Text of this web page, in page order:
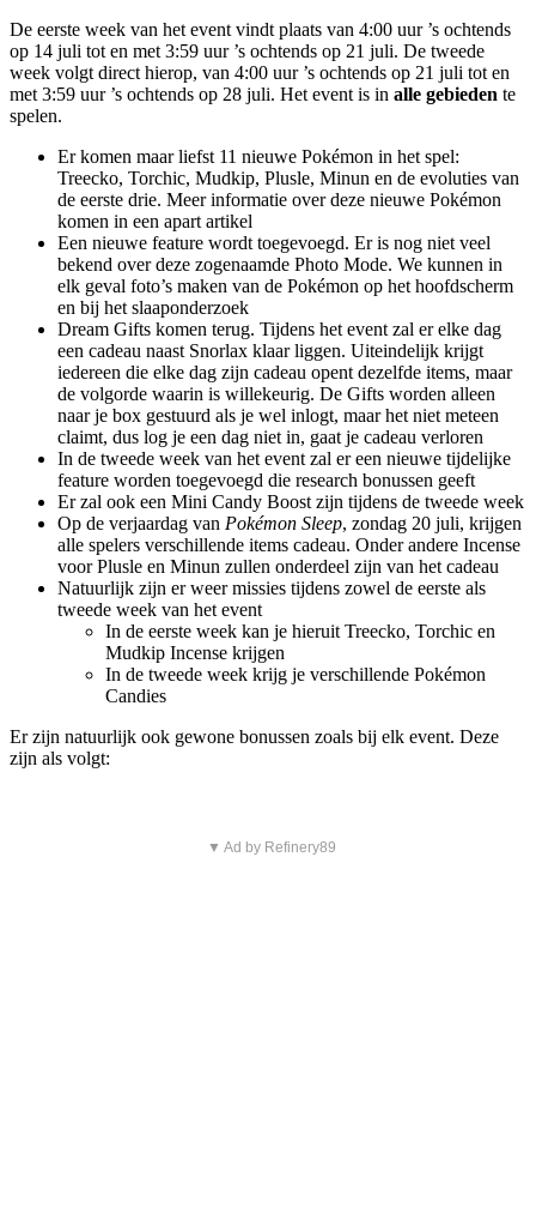
De eerste week van het event vindt plaats van 4:00 uur ’s ochtends
op 14 juli tot en met 3:59 uur ’s ochtends op 21 juli. De tweede
week volgt direct hierop, van 4:00 uur ’s ochtends op 21 juli tot en
met 3:59 uur ’s ochtends op 28 juli. Het event is in alle gebieden te
spelen.
Er komen maar liefst 11 nieuwe Pokémon in het spel:
Treecko, Torchic, Mudkip, Plusle, Minun en de evoluties van
de eerste drie. Meer informatie over deze nieuwe Pokémon
komen in een apart artikel
Een nieuwe feature wordt toegevoegd. Er is nog niet veel
bekend over deze zogenaamde Photo Mode. We kunnen in
elk geval foto’s maken van de Pokémon op het hoofdscherm
en bij het slaaponderzoek
Dream Gifts komen terug. Tijdens het event zal er elke dag
een cadeau naast Snorlax klaar liggen. Uiteindelijk krijgt
iedereen die elke dag zijn cadeau opent dezelfde items, maar
de volgorde waarin is willekeurig. De Gifts worden alleen
naar je box gestuurd als je wel inlogt, maar het niet meteen
claimt, dus log je een dag niet in, gaat je cadeau verloren
In de tweede week van het event zal er een nieuwe tijdelijke
feature worden toegevoegd die research bonussen geeft
Er zal ook een Mini Candy Boost zijn tijdens de tweede week
Op de verjaardag van Pokémon Sleep, zondag 20 juli, krijgen
alle spelers verschillende items cadeau. Onder andere Incense
voor Plusle en Minun zullen onderdeel zijn van het cadeau
Natuurlijk zijn er weer missies tijdens zowel de eerste als
tweede week van het event
In de eerste week kan je hieruit Treecko, Torchic en
Mudkip Incense krijgen
In de tweede week krijg je verschillende Pokémon
Candies
Er zijn natuurlijk ook gewone bonussen zoals bij elk event. Deze
zijn als volgt:
▼ Ad by Refinery89